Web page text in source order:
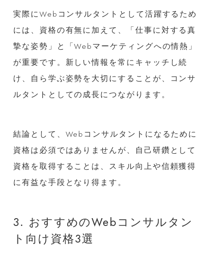
実際にWebコンサルタントとして活躍するため
には、資格の有無に加えて、「仕事に対する真
摯な姿勢」と「Webマーケティングへの情熱」
が重要です。新しい情報を常にキャッチし続
け、自ら学ぶ姿勢を大切にすることが、コンサ
ルタントとしての成長につながります。
結論として、Webコンサルタントになるために
資格は必須ではありませんが、自己研鑽として
資格を取得することは、スキル向上や信頼獲得
に有益な手段となり得ます。
3. おすすめのWebコンサルタン
ト向け資格3選